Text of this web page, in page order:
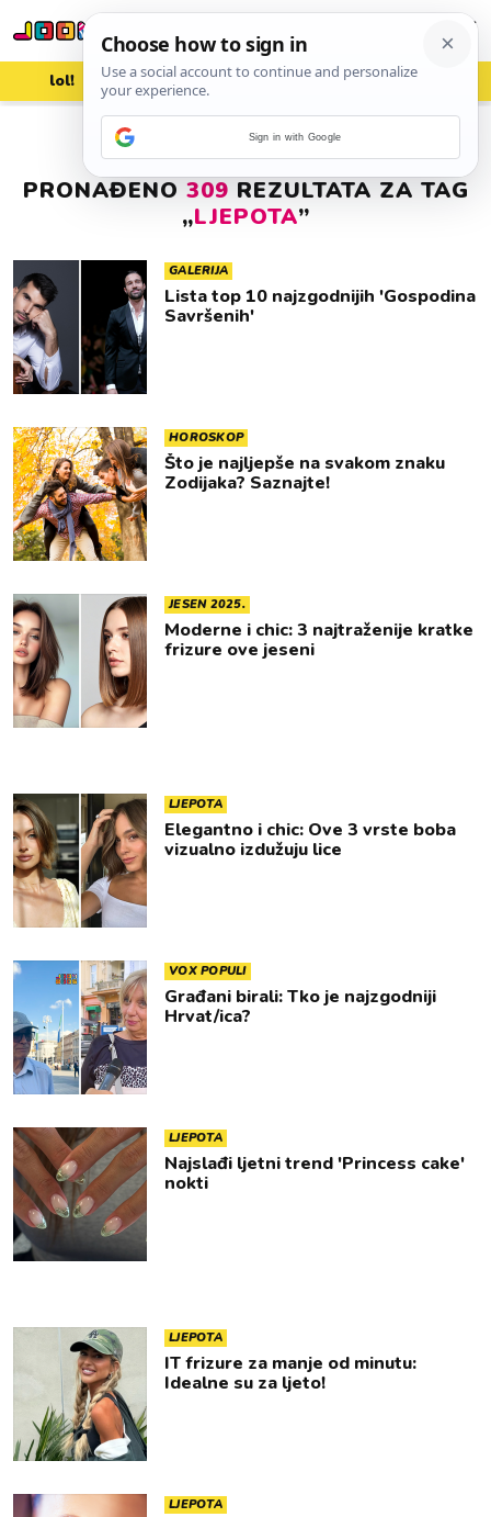
lol! aww vrh! woot?!
PRONAĐENO 309 REZULTATA ZA TAG
„LJEPOTA”
GALERIJA
Lista top 10 najzgodnijih 'Gospodina
Savršenih'
HOROSKOP
Što je najljepše na svakom znaku
Zodijaka? Saznajte!
JESEN 2025.
Moderne i chic: 3 najtraženije kratke
frizure ove jeseni
LJEPOTA
Elegantno i chic: Ove 3 vrste boba
vizualno izdužuju lice
VOX POPULI
Građani birali: Tko je najzgodniji
Hrvat/ica?
LJEPOTA
Najslađi ljetni trend 'Princess cake'
nokti
LJEPOTA
IT frizure za manje od minutu:
Idealne su za ljeto!
LJEPOTA
Sign in with Google